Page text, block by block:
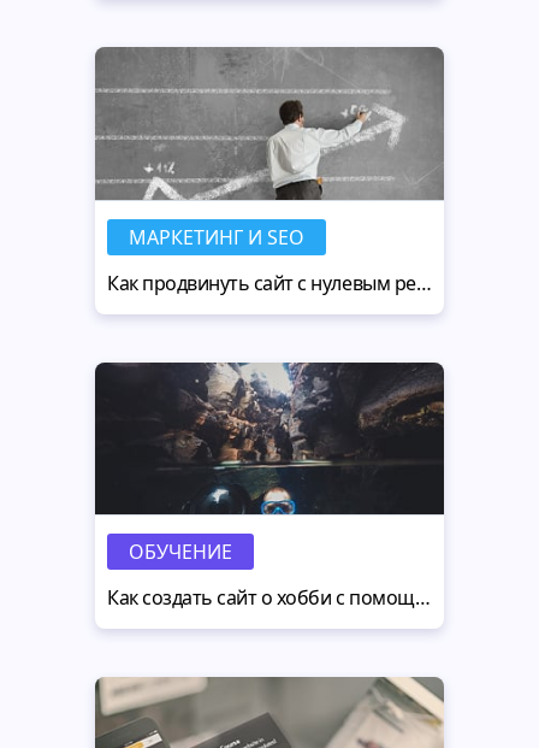
МАРКЕТИНГ И SEO
Как​ ​продвинуть​ ​сайт​​ ​с​ ​нулевым рекламным​ ​бюджетом
ОБУЧЕНИЕ
Как создать сайт о хобби с помощью удобной CMS